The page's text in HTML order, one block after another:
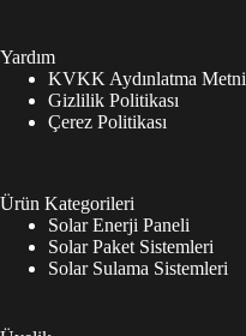
Yardım
KVKK Aydınlatma Metni
Gizlilik Politikası
Çerez Politikası
Ürün Kategorileri
Solar Enerji Paneli
Solar Paket Sistemleri
Solar Sulama Sistemleri